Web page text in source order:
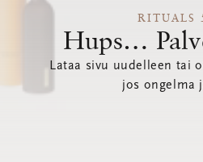
RITUALS
Hups…
Lataa sivu uudelleen tai
jos ongelma